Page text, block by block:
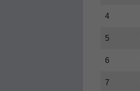
4
5
6
7